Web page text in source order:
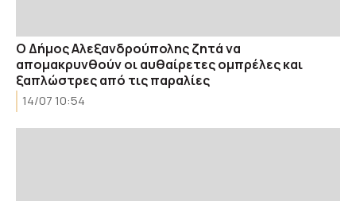
Ο Δήμος Αλεξανδρούπολης ζητά να
απομακρυνθούν οι αυθαίρετες ομπρέλες και
ξαπλώστρες από τις παραλίες
14/07 10:54